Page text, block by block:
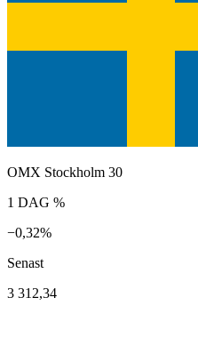
OMX Stockholm 30
1 DAG %
−0,32%
Senast
3 312,34